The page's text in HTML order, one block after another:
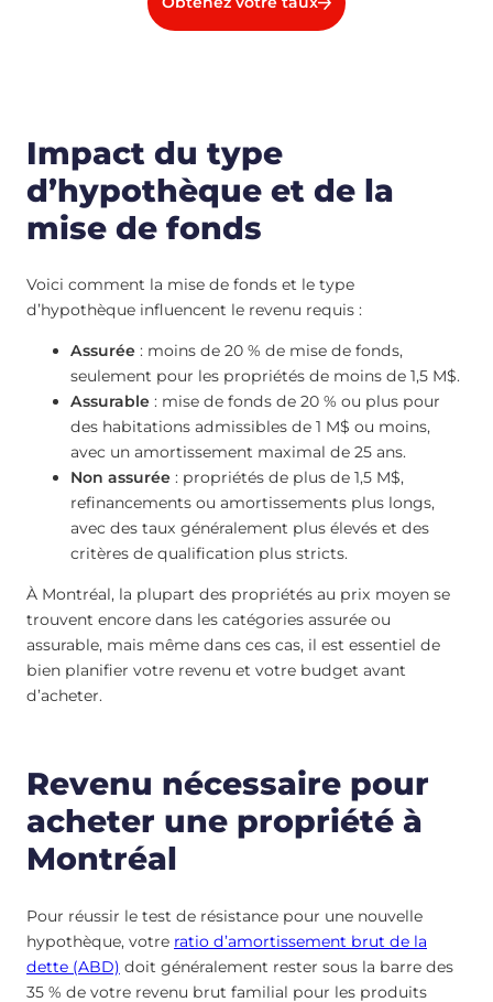
Impact du type
d’hypothèque et de la
mise de fonds
Voici comment la mise de fonds et le type
d’hypothèque influencent le revenu requis :
Assurée : moins de 20 % de mise de fonds,
seulement pour les propriétés de moins de 1,5 M$.
Assurable : mise de fonds de 20 % ou plus pour
des habitations admissibles de 1 M$ ou moins,
avec un amortissement maximal de 25 ans.
Non assurée : propriétés de plus de 1,5 M$,
refinancements ou amortissements plus longs,
avec des taux généralement plus élevés et des
critères de qualification plus stricts.
À Montréal, la plupart des propriétés au prix moyen se
trouvent encore dans les catégories assurée ou
assurable, mais même dans ces cas, il est essentiel de
bien planifier votre revenu et votre budget avant
d’acheter.
Revenu nécessaire pour
acheter une propriété à
Montréal
Pour réussir le test de résistance pour une nouvelle
hypothèque, votre ratio d’amortissement brut de la
dette (ABD) doit généralement rester sous la barre des
35 % de votre revenu brut familial pour les produits